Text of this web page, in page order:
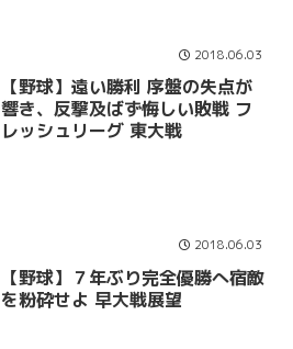
2018.06.03
【野球】遠い勝利 序盤の失点が
響き、反撃及ばず悔しい敗戦 フ
レッシュリーグ 東大戦
2018.06.03
【野球】７年ぶり完全優勝へ宿敵
を粉砕せよ 早大戦展望